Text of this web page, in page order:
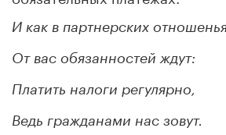
И как в партнерских
От вас обязанностей ждут:
Платить налоги регулярно,
Ведь гражданами нас зовут.